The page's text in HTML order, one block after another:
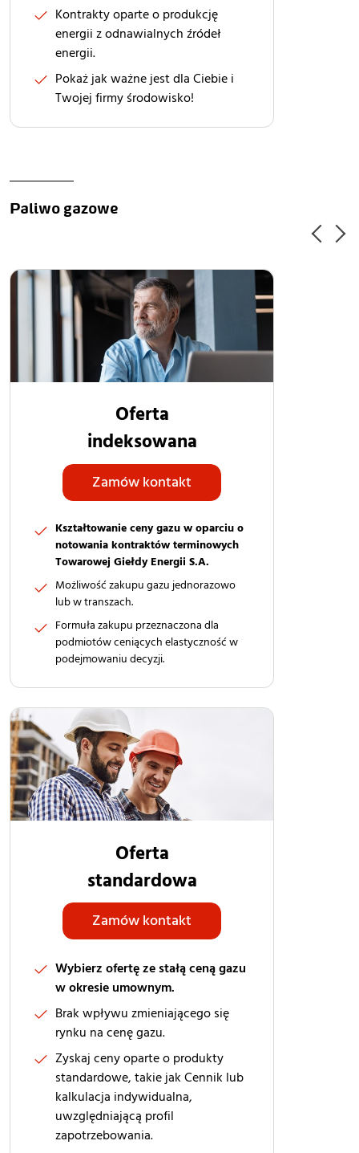
Kontrakty oparte o produkcję
energii z odnawialnych źródeł
energii.
Pokaż jak ważne jest dla Ciebie i
Twojej firmy środowisko!
Paliwo gazowe
Oferta
indeksowana
Zamów kontakt
Kształtowanie ceny gazu w oparciu o
notowania kontraktów terminowych
Towarowej Giełdy Energii S.A.
Możliwość zakupu gazu jednorazowo
lub w transzach.
Formuła zakupu przeznaczona dla
podmiotów ceniących elastyczność w
podejmowaniu decyzji.
Oferta
standardowa
Zamów kontakt
Wybierz ofertę ze stałą ceną gazu
w okresie umownym.
Brak wpływu zmieniającego się
rynku na cenę gazu.
Zyskaj ceny oparte o produkty
standardowe, takie jak Cennik lub
kalkulacja indywidualna,
uwzględniającą profil
zapotrzebowania.